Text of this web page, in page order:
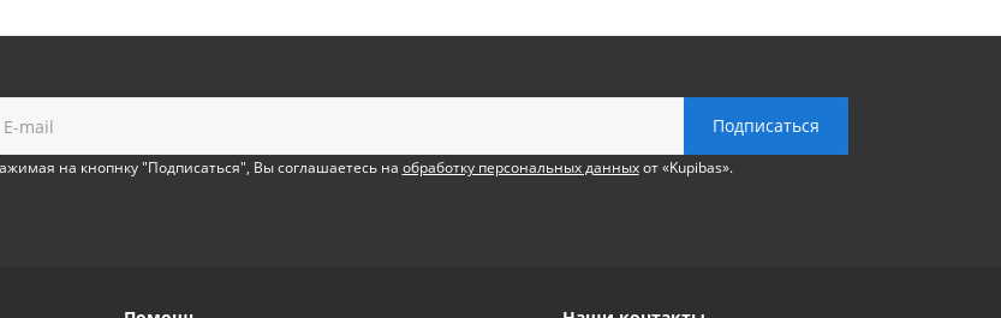
на кнопнку "Подписаться", Вы соглашаетесь на обработку персональных данныхот «Kupibas».